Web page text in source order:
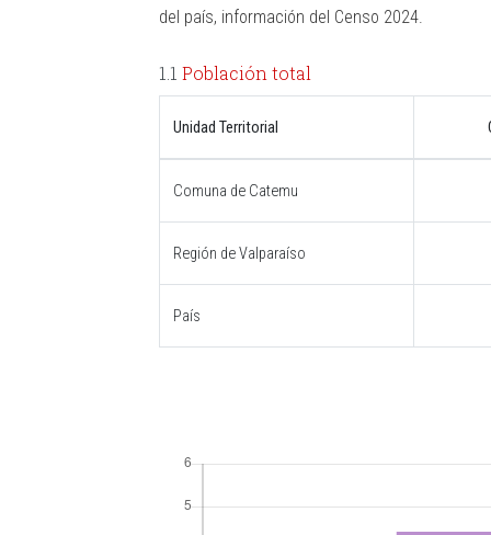
del país, información del Censo 2024.
1.1 Población total
Unidad Territorial
Comuna de Catemu
Región de Valparaíso
País